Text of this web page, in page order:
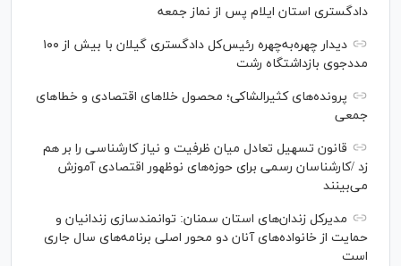
دادگستری استان ایلام پس از نماز جمعه
دیدار چهره‌به‌چهره رئیس‌کل دادگستری گیلان با بیش از ۱۰۰
مددجوی بازداشتگاه رشت
پرونده‌های کثیرالشاکی؛ محصول خلا‌های اقتصادی و خطا‌های
جمعی
قانون تسهیل تعادل میان ظرفیت و نیاز کارشناسی را بر هم
زد /کارشناسان رسمی برای حوزه‌های نوظهور اقتصادی آموزش
می‌بینند
مدیرکل زندان‌های استان سمنان: توانمندسازی زندانیان و
حمایت از خانواده‌های آنان دو محور اصلی برنامه‌های سال جاری
است